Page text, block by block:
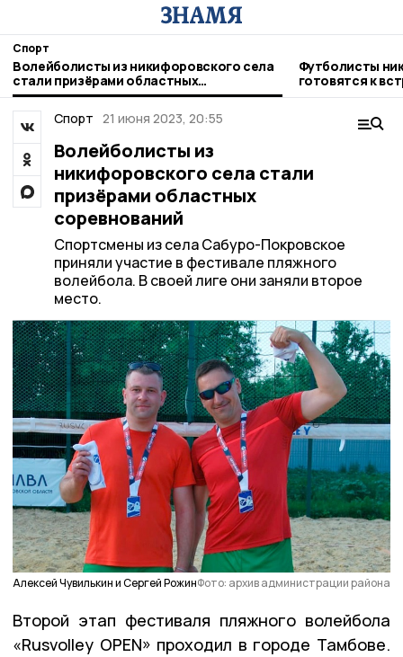
Спорт
Волейболисты из никифоровского села
стали призёрами областных
соревнований
Футболисты
готовятся к
Котовска
Спорт 21 июня 2023, 20:55
Волейболисты из
никифоровского села стали
призёрами областных
соревнований
Спортсмены из села Сабуро-Покровское
приняли участие в фестивале пляжного
волейбола. В своей лиге они заняли второе
место.
Алексей Чувилькин и Сергей РожинФото: архив администрации района
Второй этап фестиваля пляжного волейбола
«Rusvolley OPEN» проходил в городе Тамбове.